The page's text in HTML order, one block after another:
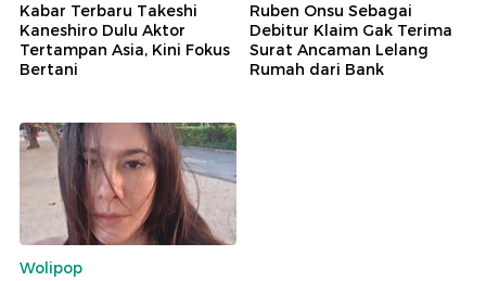
Kabar Terbaru Takeshi
Kaneshiro Dulu Aktor
Tertampan Asia, Kini Fokus
Bertani
Ruben Onsu Sebagai
Debitur Klaim Gak Terima
Surat Ancaman Lelang
Rumah dari Bank
Wolipop